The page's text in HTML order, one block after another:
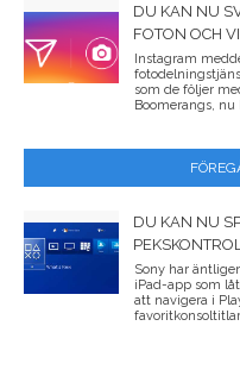
DU KAN NU
FOTON OCH
Instagram
som de följer
Boomerangs, nu
DU KAN NU
Sony har
iPad-app som
att navigera i